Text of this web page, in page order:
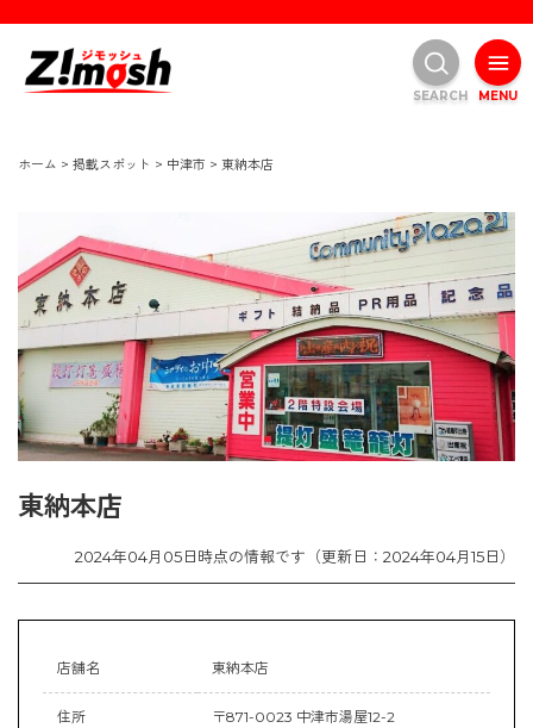
ホーム > 掲載スポット > 中津市 > 東納本店
東納本店
2024年04月05日時点の情報です（更新日：2024年04月15日）
店舗名 東納本店
住所 〒871-0023 中津市湯屋12-2
MENU
SEARCH